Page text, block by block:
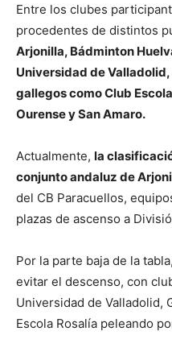
Entre los clubes
procedentes de distintos
Arjonilla, Bádminton
Universidad de Valladolid
gallegos comoClub
OurenseySan Amaro.
Actualmente, la
conjunto andaluz de
del CB Paracuellos,
plazas de ascenso a
Por la parte baja de la
evitar el descenso, con
Universidad de Valladolid,
Escola Rosalía peleando